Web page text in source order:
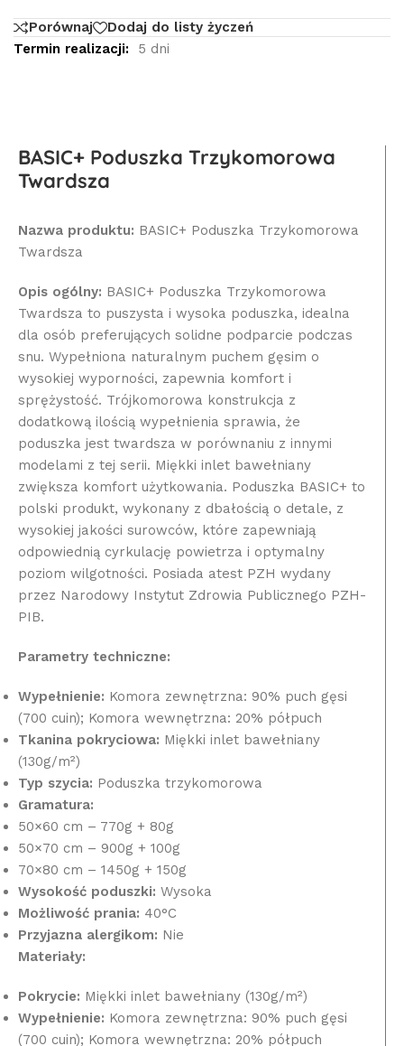
Porównaj
Dodaj do listy życzeń
Termin realizacji:
5 dni
BASIC+ Poduszka Trzykomorowa
Twardsza
Nazwa produktu: BASIC+ Poduszka Trzykomorowa
Twardsza
Opis ogólny: BASIC+ Poduszka Trzykomorowa
Twardsza to puszysta i wysoka poduszka, idealna
dla osób preferujących solidne podparcie podczas
snu. Wypełniona naturalnym puchem gęsim o
wysokiej wyporności, zapewnia komfort i
sprężystość. Trójkomorowa konstrukcja z
dodatkową ilością wypełnienia sprawia, że
poduszka jest twardsza w porównaniu z innymi
modelami z tej serii. Miękki inlet bawełniany
zwiększa komfort użytkowania. Poduszka BASIC+ to
polski produkt, wykonany z dbałością o detale, z
wysokiej jakości surowców, które zapewniają
odpowiednią cyrkulację powietrza i optymalny
poziom wilgotności. Posiada atest PZH wydany
przez Narodowy Instytut Zdrowia Publicznego PZH-
PIB.
Parametry techniczne:
Wypełnienie: Komora zewnętrzna: 90% puch gęsi
(700 cuin); Komora wewnętrzna: 20% półpuch
Tkanina pokryciowa: Miękki inlet bawełniany
(130g/m²)
Typ szycia: Poduszka trzykomorowa
Gramatura:
50×60 cm – 770g + 80g
50×70 cm – 900g + 100g
70×80 cm – 1450g + 150g
Wysokość poduszki: Wysoka
Możliwość prania: 40°C
Przyjazna alergikom: Nie
Materiały:
Pokrycie: Miękki inlet bawełniany (130g/m²)
Wypełnienie: Komora zewnętrzna: 90% puch gęsi
(700 cuin); Komora wewnętrzna: 20% półpuch